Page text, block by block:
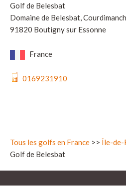
Golf de Belesbat
Domaine de Belesbat,
91820 Boutigny sur Essonne
France
0169231910
Tous les golfs en France >> Île-de-
Golf de Belesbat